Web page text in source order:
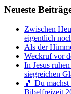
Neueste
Zwischen
eigentlich
Als der
Weckruf vor
In Jesus
siegreichen
🎵 Du